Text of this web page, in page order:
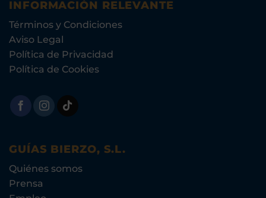
INFORMACIÓN RELEVANTE
Términos y Condiciones
Aviso Legal
Política de Privacidad
Política de Cookies
GUÍAS BIERZO, S.L.
Quiénes somos
Prensa